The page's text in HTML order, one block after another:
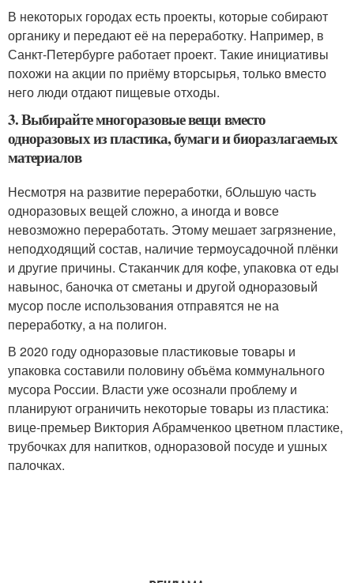
В некоторых городах есть проекты, которые собирают
органику и передают её на переработку. Например, в
Санкт-Петербурге работает проект. Такие инициативы
похожи на акции по приёму вторсырья, только вместо
него люди отдают пищевые отходы.
3. Выбирайте многоразовые вещи вместо
одноразовых из пластика, бумаги и биоразлагаемых
материалов
Несмотря на развитие переработки, бОльшую часть
одноразовых вещей сложно, а иногда и вовсе
невозможно переработать. Этому мешает загрязнение,
неподходящий состав, наличие термоусадочной плёнки
и другие причины. Стаканчик для кофе, упаковка от еды
навынос, баночка от сметаны и другой одноразовый
мусор после использования отправятся не на
переработку, а на полигон.
В 2020 году одноразовые пластиковые товары и
упаковка составили половину объёма коммунального
мусора России. Власти уже осознали проблему и
планируют ограничить некоторые товары из пластика:
вице-премьер Виктория Абрамченкоо цветном пластике,
трубочках для напитков, одноразовой посуде и ушных
палочках.